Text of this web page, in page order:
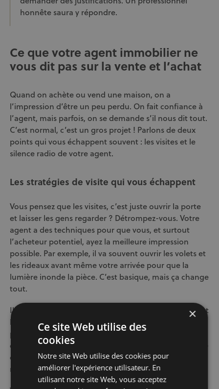
honnête saura y répondre.
Ce que votre agent immobilier ne
vous dit pas sur la vente et l’achat
Quand on achète ou vend une maison, on a
l’impression d’être un peu perdu. On fait confiance à
l’agent, mais parfois, on se demande s’il nous dit tout.
C’est normal, c’est un gros projet ! Parlons de deux
points qui vous échappent souvent : les visites et le
silence radio de votre agent.
Les stratégies de visite qui vous échappent
Vous pensez que les visites, c’est juste ouvrir la porte
et laisser les gens regarder ? Détrompez-vous. Votre
agent a des techniques pour que vous, et surtout
l’acheteur potentiel, ayez la meilleure impression
possible. Par exemple, il va souvent ouvrir les volets et
les rideaux avant même votre arrivée pour que la
lumière inonde la pièce. C’est basique, mais ça change
tout.
Il peut aussi vous suggérer de quitter les lieux pendant
la visite. Ce n’est pas pour vous mettre dehors, mais
pour que les visiteurs se sentent plus libres d’explorer
et de discuter sans se sentir observés. Ils oseront peut-
être poser des questions plus directes à l’agent, ou
même parler de leurs impressions entre eux.
×
Ce site Web utilise des
cookies
Notre site Web utilise des cookies pour
améliorer l'expérience utilisateur. En
utilisant notre site Web, vous acceptez